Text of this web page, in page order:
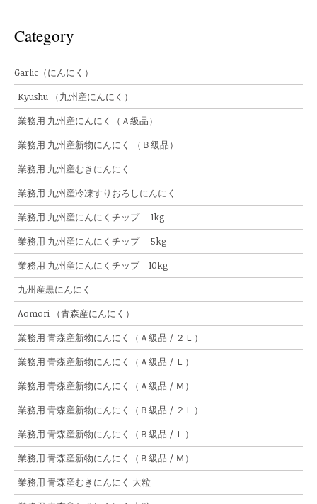
Category
Garlic（にんにく）
Kyushu （九州産にんにく）
業務用 九州産にんにく（Ａ級品）
業務用 九州産新物にんにく （Ｂ級品）
業務用 九州産むきにんにく
業務用 九州産冷凍すりおろしにんにく
業務用 九州産にんにくチップ 1kg
業務用 九州産にんにくチップ 5kg
業務用 九州産にんにくチップ 10kg
九州産黒にんにく
Aomori （青森産にんにく）
業務用 青森産新物にんにく（Ａ級品 / ２Ｌ）
業務用 青森産新物にんにく（Ａ級品 / Ｌ）
業務用 青森産新物にんにく（Ａ級品 / Ｍ）
業務用 青森産新物にんにく（Ｂ級品 / ２Ｌ）
業務用 青森産新物にんにく（Ｂ級品 / Ｌ）
業務用 青森産新物にんにく（Ｂ級品 / Ｍ）
業務用 青森産むきにんにく 大粒